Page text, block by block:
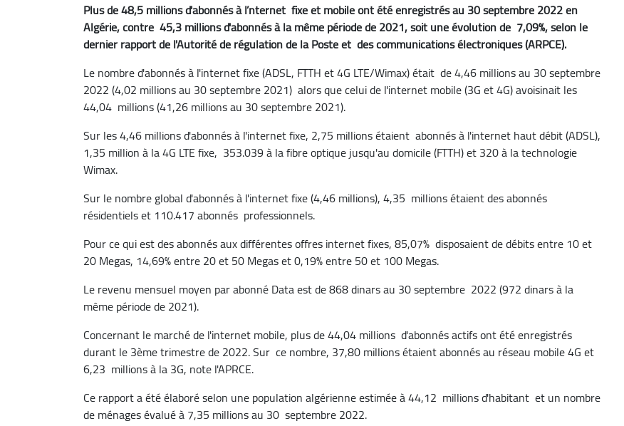
Plus de 48,5 millions d'abonnés à l’nternet fixe et mobile ont été enregistrés au 30 septembre 2022 en
Algérie, contre 45,3 millions d'abonnés à la même période de 2021, soit une évolution de 7,09%, selon le
dernier rapport de l'Autorité de régulation de la Poste et des communications électroniques (ARPCE).
Le nombre d'abonnés à l'internet fixe (ADSL, FTTH et 4G LTE/Wimax) était de 4,46 millions au 30 septembre
2022 (4,02 millions au 30 septembre 2021) alors que celui de l'internet mobile (3G et 4G) avoisinait les
44,04 millions (41,26 millions au 30 septembre 2021).
Sur les 4,46 millions d'abonnés à l'internet fixe, 2,75 millions étaient abonnés à l'internet haut débit (ADSL),
1,35 million à la 4G LTE fixe, 353.039 à la fibre optique jusqu'au domicile (FTTH) et 320 à la technologie
Wimax.
Sur le nombre global d'abonnés à l'internet fixe (4,46 millions), 4,35 millions étaient des abonnés
résidentiels et 110.417 abonnés professionnels.
Pour ce qui est des abonnés aux différentes offres internet fixes, 85,07% disposaient de débits entre 10 et
20 Megas, 14,69% entre 20 et 50 Megas et 0,19% entre 50 et 100 Megas.
Le revenu mensuel moyen par abonné Data est de 868 dinars au 30 septembre 2022 (972 dinars à la
même période de 2021).
Concernant le marché de l'internet mobile, plus de 44,04 millions d'abonnés actifs ont été enregistrés
durant le 3ème trimestre de 2022. Sur ce nombre, 37,80 millions étaient abonnés au réseau mobile 4G et
6,23 millions à la 3G, note l'APRCE.
Ce rapport a été élaboré selon une population algérienne estimée à 44,12 millions d'habitant et un nombre
de ménages évalué à 7,35 millions au 30 septembre 2022.